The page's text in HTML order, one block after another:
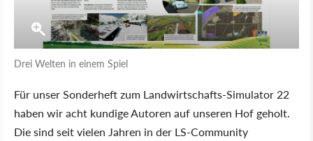
Drei Welten in einem Spiel
Für unser Sonderheft zum Landwirtschafts-Simulator 22
haben wir acht kundige Autoren auf unseren Hof geholt.
Die sind seit vielen Jahren in der LS-Community